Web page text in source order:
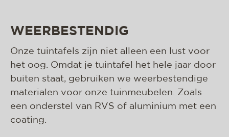
WEERBESTENDIG
Onze tuintafels zijn niet alleen een lust voor
het oog. Omdat je tuintafel het hele jaar door
buiten staat, gebruiken we weerbestendige
materialen voor onze tuinmeubelen. Zoals
een onderstel van RVS of aluminium met een
coating.